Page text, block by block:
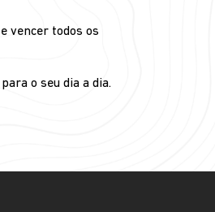
vencer todos os
o seu dia a dia.